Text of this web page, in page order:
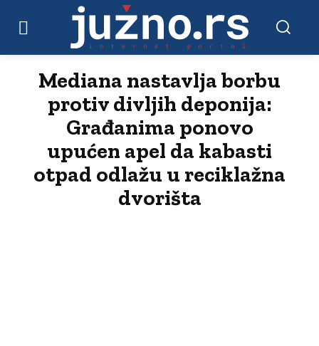
Mediana nastavlja borbu
protiv divljih deponija:
Građanima ponovo
upućen apel da kabasti
otpad odlažu u reciklažna
dvorišta